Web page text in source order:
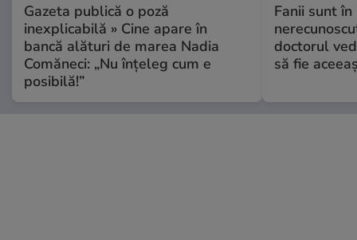
Gazeta publică o poză
inexplicabilă » Cine apare în
bancă alături de marea Nadia
Comăneci: „Nu înțeleg cum e
posibilă!”
Fanii sunt în
doctorul
să fie